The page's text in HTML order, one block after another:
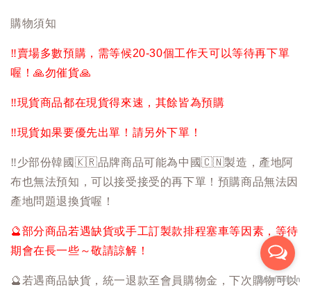
購物須知
‼️賣場多數預購，需等候20-30個工作天可以等待再下單
喔！🙏勿催貨🙏
‼️現貨商品都在現貨得來速，其餘皆為預購
‼️現貨如果要優先出單！請另外下單！
‼️少部份韓國 🇰🇷品牌商品可能為中國🇨🇳製造，產地阿
布也無法預知，可以接受接受的再下單！預購商品無法因
產地問題退換貨喔！
🔮部分商品若遇缺貨或手工訂製款排程塞車等因素，等待
期會在長一些～敬請諒解！
🔮 若遇商品缺貨，統一退款至會員購物金，下次購物可以